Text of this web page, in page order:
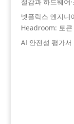
넷플릭스 엔지니
Headroom: 토큰
AI 안전성 평가